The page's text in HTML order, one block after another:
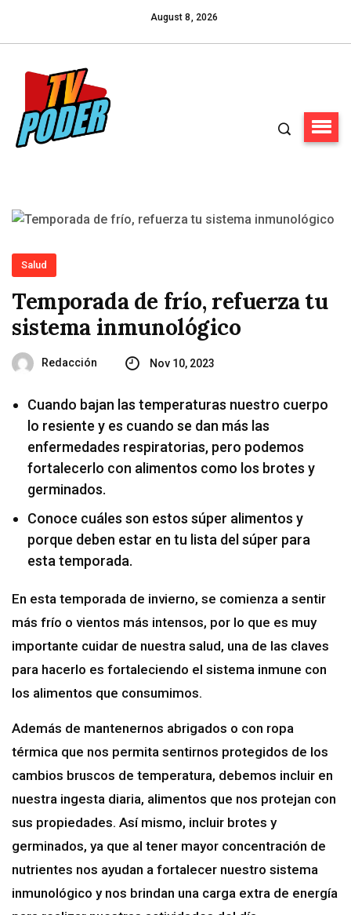
August 8, 2026
Salud
Temporada de frío, refuerza tu
sistema inmunológico
Redacción Nov 10, 2023
Cuando bajan las temperaturas nuestro cuerpo
lo resiente y es cuando se dan más las
enfermedades respiratorias, pero podemos
fortalecerlo con alimentos como los brotes y
germinados.
Conoce cuáles son estos súper alimentos y
porque deben estar en tu lista del súper para
esta temporada.
En esta temporada de invierno, se comienza a sentir
más frío o vientos más intensos, por lo que es muy
importante cuidar de nuestra salud, una de las claves
para hacerlo es fortaleciendo el sistema inmune con
los alimentos que consumimos.
Además de mantenernos abrigados o con ropa
térmica que nos permita sentirnos protegidos de los
cambios bruscos de temperatura, debemos incluir en
nuestra ingesta diaria, alimentos que nos protejan con
sus propiedades. Así mismo, incluir brotes y
germinados, ya que al tener mayor concentración de
nutrientes nos ayudan a fortalecer nuestro sistema
inmunológico y nos brindan una carga extra de energía